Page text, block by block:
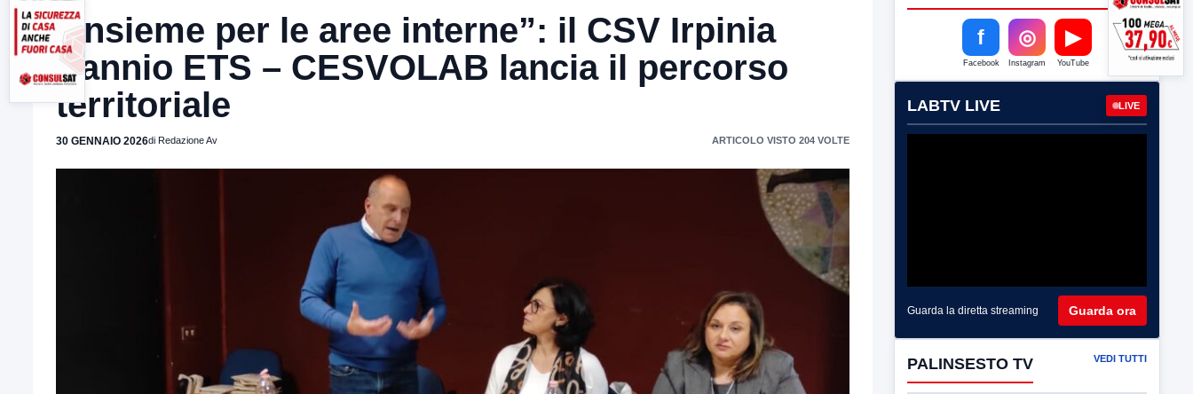
“Insieme per le aree interne”: il CSV Irpinia
Sannio ETS – CESVOLAB lancia il percorso
territoriale
30 GENNAIO 2026di Redazione Av ARTICOLO VISTO 204 VOLTE
f
Facebook
◎
Instagram
▶
YouTube
LABTV LIVE LIVE
Guarda la diretta streaming Guarda ora
PALINSESTO TV VEDI TUTTI